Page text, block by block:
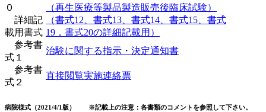
０
（再生医療等製品製造販売後臨床試験）
詳細記
載用書式
（書式12、書式13、書式14、書式15、書式
19，書式20の詳細記載用）
参考書
式１
治験に関する指示・決定通知書
参考書
式２
直接閲覧実施連絡票
病院様式（2021/4/1版） ※記載上の注意：各書類のコメントを参照して下さい。